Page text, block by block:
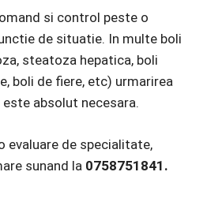
si control peste o
de situatie. In multe boli
steatoza hepatica, boli
boli de fiere, etc) urmarirea
absolut necesara.
evaluare de specialitate,
sunand la 0758751841.